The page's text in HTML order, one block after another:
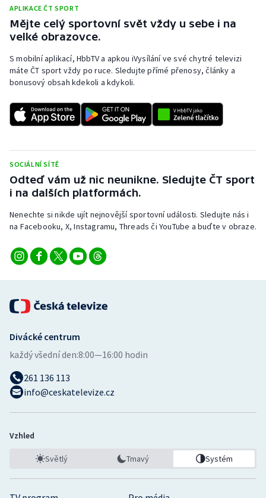
APLIKACE ČT SPORT
Mějte celý sportovní svět vždy u sebe i na
velké obrazovce.
S mobilní aplikací, HbbTV a apkou iVysílání ve své chytré televizi
máte ČT sport vždy po ruce. Sledujte přímé přenosy, články a
bonusový obsah kdekoli a kdykoli.
SOCIÁLNÍ SÍTĚ
Odteď vám už nic neunikne. Sledujte ČT sport
i na dalších platformách.
Nenechte si nikde ujít nejnovější sportovní události. Sledujte nás i
na Facebooku, X, Instagramu, Threads či YouTube a buďte v obraze.
Divácké centrum
každý všední den:8:00—16:00 hodin
261 136 113
info@ceskatelevize.cz
Vzhled
Světlý Tmavý Systém